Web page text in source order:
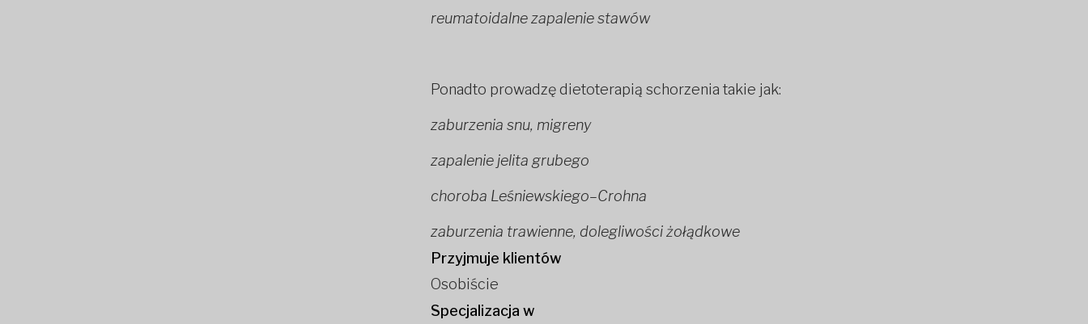
reumatoidalne zapalenie stawów
Ponadto prowadzę dietoterapią schorzenia takie jak:
zaburzenia snu, migreny
zapalenie jelita grubego
choroba Leśniewskiego–Crohna
zaburzenia trawienne, dolegliwości żołądkowe
Przyjmuje klientów
Osobiście
Specjalizacja w